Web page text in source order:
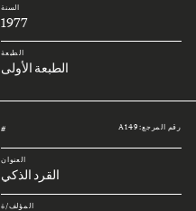
السنة
1977
الطبعة
الطبعة الأولى
رقم المرجع: A149 #
العنوان
القرد الذكي
المؤلف/ة